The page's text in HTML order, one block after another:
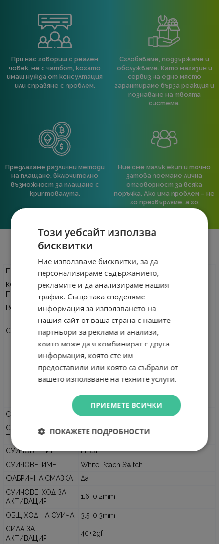
При нас говориш с реален
човек, не с чатбот, когато
имаш нужда от консултация
или справяне с проблем.
Сглобяваме, поддържаме и
обслужваме. Като магазин и
сервиз на едно място
гарантираме бърза реакция и
познаване на твоята
система.
Предлагаме различни методи
на плащане, включително
възможност за плащане с
криптовалута.
Ние сме малък екип и точно
затова поемаме лична
отговорност за всяка
поръчка. Ако има проблем – не
го прехвърляме, а го
Информация
ПРОИЗВОДИТЕЛ
Ajazz
КОД НА
ПРОИЗВОДИТЕЛЯ
AJ-AK820-V2-PRO-WPS-SE-BK
РАЗМЕР 75%
СВЪРЗВАНЕ
Bluetooth
Безжично
ТИП
Геймърска
Bluetooth
Wireless
СУИЧОВЕ, МАРКА
Ajazz
СУИЧОВЕ,
ТЕХНОЛОГИЯ
Mechanical
СУИЧОВЕ, ТИП
Linear
СУИЧОВЕ, ИМЕ
White Peach Switch
ФАБРИЧНА СМАЗКА
Да
СУИЧОВЕ, ХОД ЗА
АКТИВАЦИЯ
1.6±0.2mm
ОБЩ ХОД НА СУИЧА
3.5±0.3mm
СИЛА ЗА
АКТИВАЦИЯ
40±2gf
Този уебсайт използва
бисквитки
Ние използваме бисквитки, за да
персонализираме съдържанието,
рекламите и да анализираме нашия
трафик. Също така споделяме
информация за използването на
нашия сайт от ваша страна с нашите
партньори за реклама и анализи,
които може да я комбинират с друга
информация, която сте им
предоставили или която са събрали от
вашето използване на техните услуги.
ПРИЕМЕТЕ ВСИЧКИ
ПОКАЖЕТЕ ПОДРОБНОСТИ